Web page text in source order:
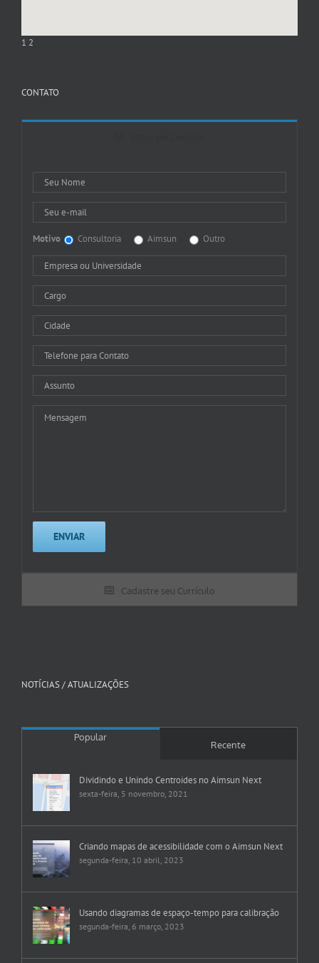
1 2
CONTATO
Motivo Consultoria Aimsun Outro
Cadastre seu Currículo
NOTÍCIAS / ATUALIZAÇÕES
Popular
Recente
Dividindo e Unindo Centroides no Aimsun Next
sexta-feira, 5 novembro, 2021
Criando mapas de acessibilidade com o Aimsun Next
segunda-feira, 10 abril, 2023
Usando diagramas de espaço-tempo para calibração
segunda-feira, 6 março, 2023